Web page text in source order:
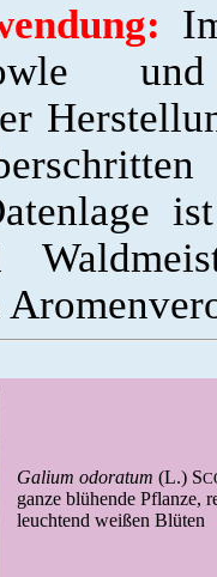
Galium odoratum (L.) S
ganze blühende Pflanze,
leuchtend weißen Blüten